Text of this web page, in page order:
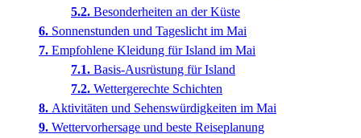
Besonderheiten an der Küste
Sonnenstunden und Tageslicht im Mai
Empfohlene Kleidung für Island im Mai
Basis-Ausrüstung für Island
Wettergerechte Schichten
Aktivitäten und Sehenswürdigkeiten im Mai
Wettervorhersage und beste Reiseplanung